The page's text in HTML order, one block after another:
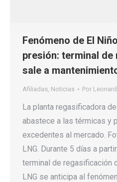
Fenómeno de El
presión: terminal
sale a
Afiliadas, Noticias Por
La planta regasificadora
abastece a las térmicas y
excedentes al mercado.
LNG. Durante 5 días a
terminal de regasificación
LNG se anticipa al